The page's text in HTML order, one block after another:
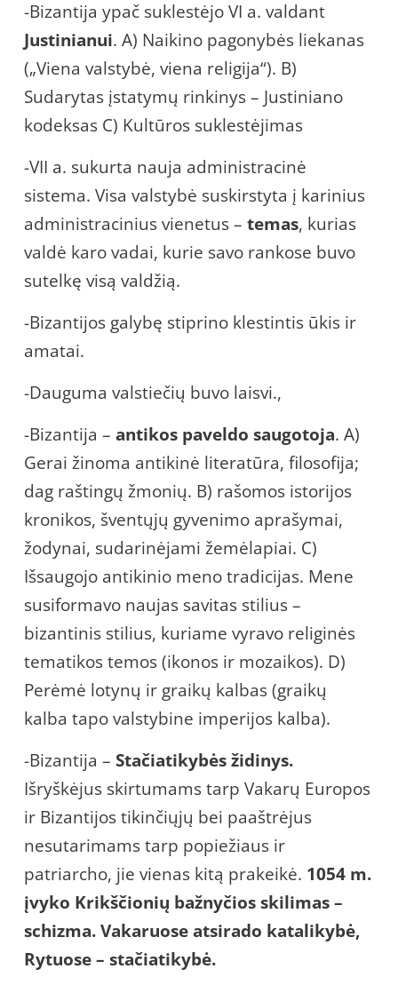
-Bizantija ypač suklestėjo VI a. valdant
Justinianui. A) Naikino pagonybės liekanas
(„Viena valstybė, viena religija“). B)
Sudarytas įstatymų rinkinys – Justiniano
kodeksas C) Kultūros suklestėjimas
-VII a. sukurta nauja administracinė
sistema. Visa valstybė suskirstyta į karinius
administracinius vienetus – temas, kurias
valdė karo vadai, kurie savo rankose buvo
sutelkę visą valdžią.
-Bizantijos galybę stiprino klestintis ūkis ir
amatai.
-Dauguma valstiečių buvo laisvi.,
-Bizantija – antikos paveldo saugotoja. A)
Gerai žinoma antikinė literatūra, filosofija;
dag raštingų žmonių. B) rašomos istorijos
kronikos, šventųjų gyvenimo aprašymai,
žodynai, sudarinėjami žemėlapiai. C)
Išsaugojo antikinio meno tradicijas. Mene
susiformavo naujas savitas stilius –
bizantinis stilius, kuriame vyravo religinės
tematikos temos (ikonos ir mozaikos). D)
Perėmė lotynų ir graikų kalbas (graikų
kalba tapo valstybine imperijos kalba).
-Bizantija – Stačiatikybės židinys.
Išryškėjus skirtumams tarp Vakarų Europos
ir Bizantijos tikinčiųjų bei paaštrėjus
nesutarimams tarp popiežiaus ir
patriarcho, jie vienas kitą prakeikė. 1054 m.
įvyko Krikščionių bažnyčios skilimas –
schizma. Vakaruose atsirado katalikybė,
Rytuose – stačiatikybė.